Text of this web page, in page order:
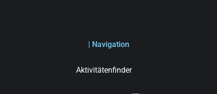
| Navigation
Aktivitätenfinder